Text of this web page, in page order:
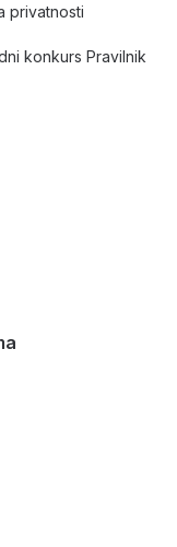
privatnosti
konkurs Pravilnik